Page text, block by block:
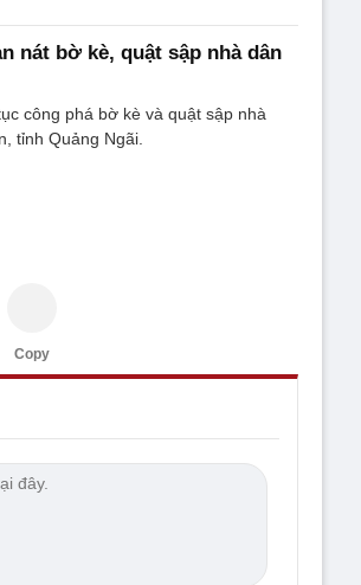
nát bờ kè, quật sập nhà dân
công phá bờ kè và quật sập nhà
tỉnh Quảng Ngãi.
Copy